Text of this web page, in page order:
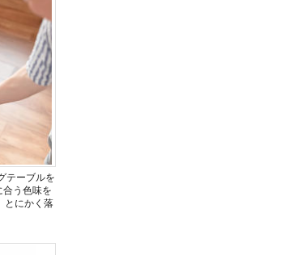
テーブルを
う色味を
とにかく落